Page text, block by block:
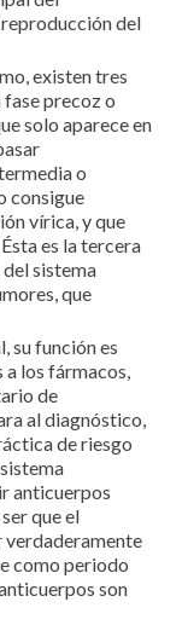
del
existen tres
fase precoz o
solo aparece en
o
consigue
vírica, y que
es la tercera
sistema
que
su función es
los fármacos,
de
al diagnóstico,
de riesgo
anticuerpos
que el
verdaderamente
como periodo
son